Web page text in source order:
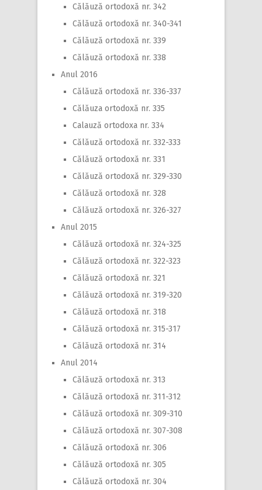
Călăuză ortodoxă nr. 342
Călăuză ortodoxă nr. 340-341
Călăuză ortodoxă nr. 339
Călăuză ortodoxă nr. 338
Anul 2016
Călăuză ortodoxă nr. 336-337
Călăuza ortodoxă nr. 335
Calauză ortodoxa nr. 334
Călăuză ortodoxă nr. 332-333
Călăuză ortodoxă nr. 331
Călăuză ortodoxă nr. 329-330
Călăuză ortodoxă nr. 328
Călăuză ortodoxă nr. 326-327
Anul 2015
Călăuză ortodoxă nr. 324-325
Călăuză ortodoxă nr. 322-323
Călăuză ortodoxă nr. 321
Călăuză ortodoxă nr. 319-320
Călăuză ortodoxă nr. 318
Călăuză ortodoxă nr. 315-317
Călăuză ortodoxă nr. 314
Anul 2014
Călăuză ortodoxă nr. 313
Călăuză ortodoxă nr. 311-312
Călăuză ortodoxă nr. 309-310
Călăuză ortodoxă nr. 307-308
Călăuză ortodoxă nr. 306
Călăuză ortodoxă nr. 305
Călăuză ortodoxă nr. 304